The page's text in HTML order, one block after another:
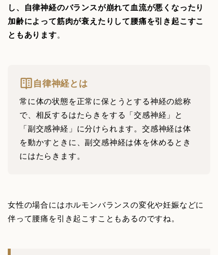
し、自律神経のバランスが崩れて血流が悪くなったり
加齢によって筋肉が衰えたりして腰痛を引き起こすこ
ともあります。
自律神経とは
常に体の状態を正常に保とうとする神経の総称
で、相反するはたらきをする「交感神経」と
「副交感神経」に分けられます。交感神経は体
を動かすときに、副交感神経は体を休めるとき
にはたらきます。
女性の場合にはホルモンバランスの変化や妊娠などに
伴って腰痛を引き起こすこともあるのですね。